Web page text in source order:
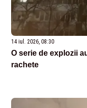
14 iul. 2026, 08:30
O serie de explozii
rachete